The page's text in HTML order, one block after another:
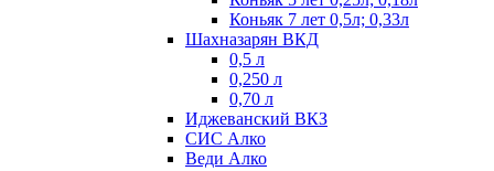
Коньяк 7 лет 0,5л; 0,33л
Шахназарян ВКД
0,5 л
0,250 л
0,70 л
Иджеванский ВКЗ
СИС Алко
Веди Алко